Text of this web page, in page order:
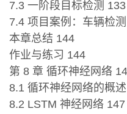
7.3 一阶段目标检测 133
7.4 项目案例：车辆检
本章总结 144
作业与练习 144
第 8 章 循环神经网络
8.1 循环神经网络的概
8.2 LSTM 神经网络 147